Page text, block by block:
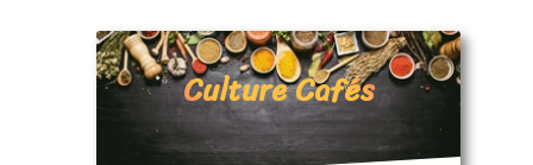
Culture Cafés